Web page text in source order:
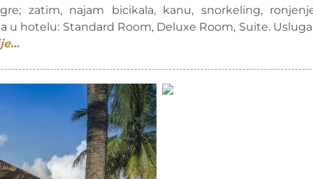
zatim, najam bicikala, kanu, snorkeling,
u hotelu: Standard Room, Deluxe Room, Suite.